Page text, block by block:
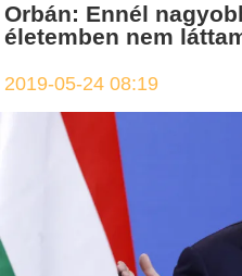
Orbán: Ennél
életemben nem
2019-05-24 08:19